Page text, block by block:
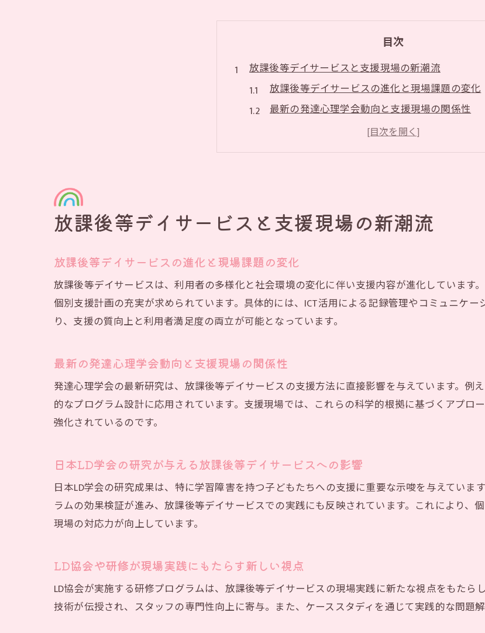
目次
放課後等デイサービスと支援現場の新潮流
放課後等デイサービスの進化と現場課題の変化
最新の発達心理学会動向と支援現場の関係性
日本LD学会の研究が与える放課後等デイサービ
シンポジウム参加で広がる実践的ネットワーク
放課後等デイサービス関係者のシンポジウム参
日本LD学会大会で得られる放課後等デイサー
LD協会主催研修が繋ぐ現場支援者同士のネット
発達障害支援の最前線に学ぶ放課後等デイサービス
日本LD学会が提案する支援方法の現場応用例
大阪LD協会の取り組みに見る発達障害支援の新
現場で活かすシンポジウム知見の取り入れ方
日本LD学会の最新トピックスと現場応用のポイ
LD協会研修で得た知識の効果的な取り入れ方
LD教育の知見を放課後等デイサービスでどう
放課後等デイサービスと支援現場の新潮流
放課後等デイサービスの進化と現場課題の変化
放課後等デイサービスは、利用者の多様化と社会環境の変化に伴い支援内容が進化しています
個別支援計画の充実が求められています。具体的には、ICT活用による記録管理やコミュニケ
り、支援の質向上と利用者満足度の両立が可能となっています。
最新の発達心理学会動向と支援現場の関係性
発達心理学会の最新研究は、放課後等デイサービスの支援方法に直接影響を与えています。例
的なプログラム設計に応用されています。支援現場では、これらの科学的根拠に基づくアプロ
強化されているのです。
日本LD学会の研究が与える放課後等デイサービスへの影響
日本LD学会の研究成果は、特に学習障害を持つ子どもたちへの支援に重要な示唆を与えてい
ラムの効果検証が進み、放課後等デイサービスでの実践にも反映されています。これにより、
現場の対応力が向上しています。
LD協会や研修が現場実践にもたらす新しい視点
LD協会が実施する研修プログラムは、放課後等デイサービスの現場実践に新たな視点をもた
技術が伝授され、スタッフの専門性向上に寄与。また、ケーススタディを通じて実践的な問題